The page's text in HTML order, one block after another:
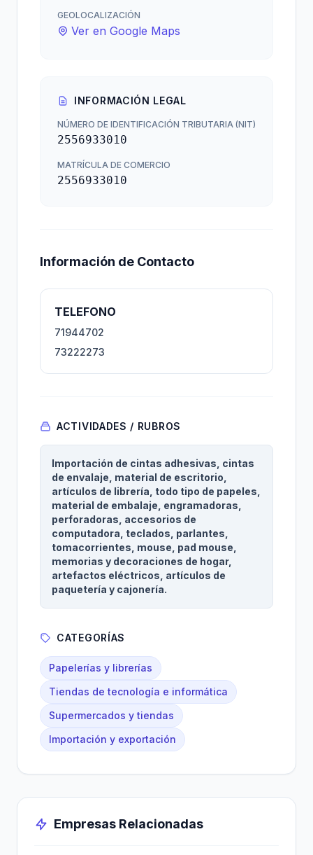
GEOLOCALIZACIÓN
Ver en Google Maps
INFORMACIÓN LEGAL
NÚMERO DE IDENTIFICACIÓN TRIBUTARIA (NIT)
2556933010
MATRÍCULA DE COMERCIO
2556933010
Información de Contacto
TELEFONO
71944702
73222273
ACTIVIDADES / RUBROS
Importación de cintas adhesivas, cintas
de envalaje, material de escritorio,
artículos de librería, todo tipo de papeles,
material de embalaje, engramadoras,
perforadoras, accesorios de
computadora, teclados, parlantes,
tomacorrientes, mouse, pad mouse,
memorias y decoraciones de hogar,
artefactos eléctricos, artículos de
paquetería y cajonería.
CATEGORÍAS
Papelerías y librerías
Tiendas de tecnología e informática
Supermercados y tiendas
Importación y exportación
Empresas Relacionadas